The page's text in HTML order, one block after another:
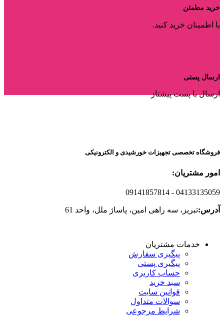
خرید مطمئن
با اطمینان خرید کنید.
ارسال پستی
ارسال با پست پیشتاز
فروشگاه تخصصی تجهیزات خورشیدی و الکترونیکی
امور مشتریان:
- 04133135059
09141857814
آدرس:تبریز، سه راهی امین، پاساژ ملل، واحد 61
خدمات مشتریان
پیگیری سفارش
پیگیری پستی
حساب کاربری
سبد خرید
قوانین سایت
سوالات متداول
شرایط مرجوعی